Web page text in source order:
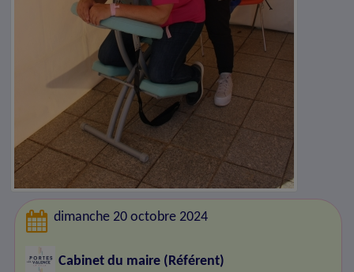
dimanche 20 octobre 2024
Cabinet du maire (Référent)